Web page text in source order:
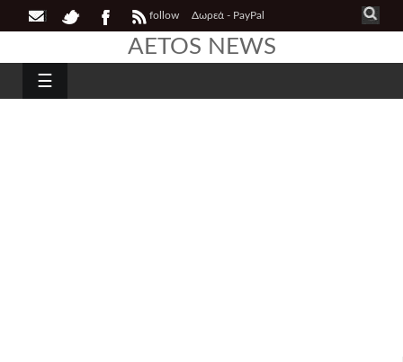
follow Δωρεά - PayPal
AETOS NEWS
☰